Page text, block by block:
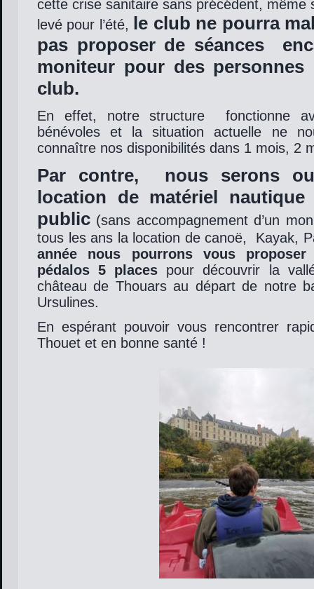
cette crise sanitaire sans précédent, même
levé pour l’été, le club ne pourra
pas proposer de séances
moniteur pour des personnes
club.
En effet, notre structure fonctionne
bénévoles et la situation actuelle ne
connaître nos disponibilités dans 1 mois, 2
Par contre, nous serons
location de matériel
public (sans accompagnement d’un
tous les ans la location de canoë, Kayak,
année nous pourrons vous
pédalos 5 places pour découvrir la
château de Thouars au départ de notre
Ursulines.
En espérant pouvoir vous rencontrer
Thouet et en bonne santé !